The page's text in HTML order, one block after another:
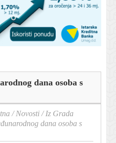
dana osoba s
/Novosti /Iz Grada
dana osoba s